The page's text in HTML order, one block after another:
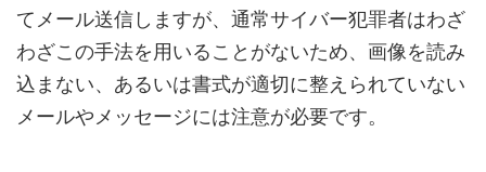
てメール送信しますが、通常サイバー犯罪者はわざ
わざこの手法を用いることがないため、画像を読み
込まない、あるいは書式が適切に整えられていない
メールやメッセージには注意が必要です。